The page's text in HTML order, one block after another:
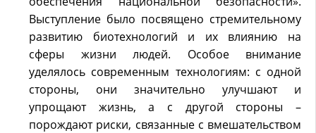
Выступление было посвящено стремительному
развитию биотехнологий и их влиянию на
сферы жизни людей. Особое внимание
уделялось современным технологиям: с одной
стороны, они значительно улучшают и
упрощают жизнь, а с другой стороны –
порождают риски, связанные с вмешательством